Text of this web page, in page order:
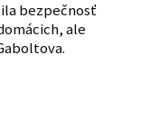
bezpečnosť
ale